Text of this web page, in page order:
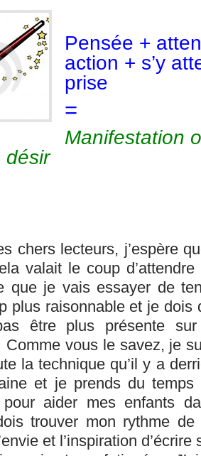
Pensée +
action + s’y
prise
=
Manifestation
désir
chers lecteurs, j’espère
valait le coup
que je vais essayer de
plus raisonnable et je dois
être plus présente
vous le savez, je
la technique qu’il y a
et je prends du temps
pour aider mes enfants
trouver mon rythme de
et l’inspiration